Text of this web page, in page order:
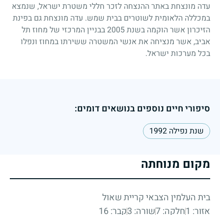
עדה מונצחת באתר ההנצחה לזכר חללי משטרת ישראל, שנמצא
במכללה הלאומית לשוטרים בבית שמש. עדה מונצחת גם בפינת
הזיכרון אשר הוקמה בשנת 2005 בבניין המרכזי של מחוז תל
אביב, אשר מנציחה את אנשי המשטרה ששירתו במחוז ונפלו
בכל מערכות ישראל.
סיפורי חיים נוספים בנושאים דומים:
שנת נפילה 1992
מקום מנוחתה
בית העלמין הצבאי קריית שאול
אזור: 1
חלקה: 7 שורה: 3 קבר: 16